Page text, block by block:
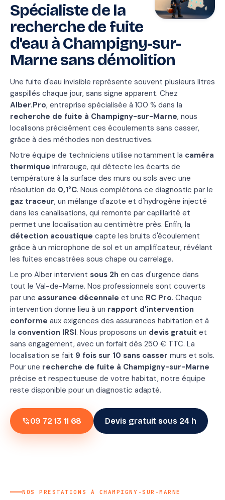
Spécialiste de la
recherche de fuite
d'eau à Champigny-sur-
Marne sans démolition
Une fuite d'eau invisible représente souvent plusieurs litres
gaspillés chaque jour, sans signe apparent. Chez
Alber.Pro, entreprise spécialisée à 100 % dans la
recherche de fuite à Champigny-sur-Marne, nous
localisons précisément ces écoulements sans casser,
grâce à des méthodes non destructives.
Notre équipe de techniciens utilise notamment la caméra
thermique infrarouge, qui détecte les écarts de
température à la surface des murs ou sols avec une
résolution de 0,1°C. Nous complétons ce diagnostic par le
gaz traceur, un mélange d'azote et d'hydrogène injecté
dans les canalisations, qui remonte par capillarité et
permet une localisation au centimètre près. Enfin, la
détection acoustique capte les bruits d'écoulement
grâce à un microphone de sol et un amplificateur, révélant
les fuites encastrées sous chape ou carrelage.
Le pro Alber intervient sous 2h en cas d'urgence dans
tout le Val-de-Marne. Nos professionnels sont couverts
par une assurance décennale et une RC Pro. Chaque
intervention donne lieu à un rapport d'intervention
conforme aux exigences des assurances habitation et à
la convention IRSI. Nous proposons un devis gratuit et
sans engagement, avec un forfait dès 250 € TTC. La
localisation se fait 9 fois sur 10 sans casser murs et sols.
Pour une recherche de fuite à Champigny-sur-Marne
précise et respectueuse de votre habitat, notre équipe
reste disponible pour un diagnostic adapté.
phone_in_talk09 72 13 11 68 Devis gratuit sous 24 h
NOS PRESTATIONS À CHAMPIGNY-SUR-MARNE